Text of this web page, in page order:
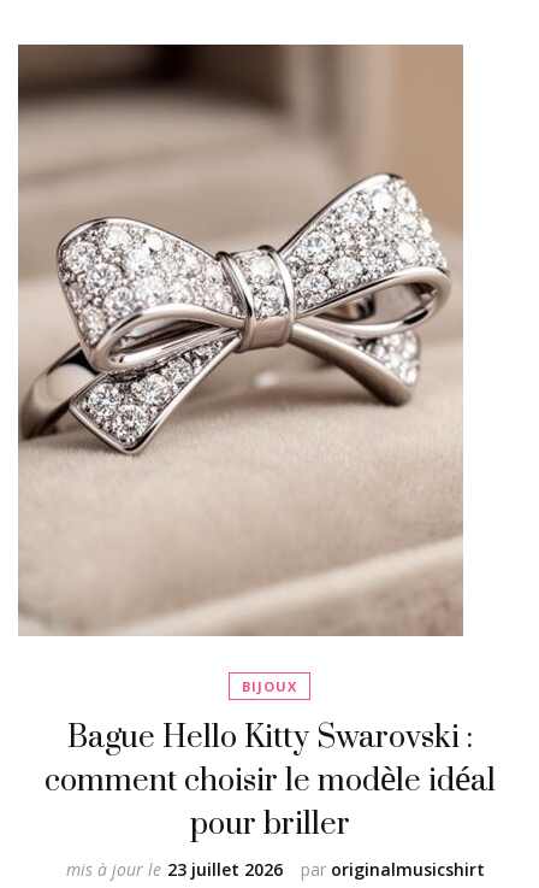
BIJOUX
Bague Hello Kitty Swarovski :
comment choisir le modèle idéal
pour briller
par originalmusicshirt
mis à jour le 23 juillet 2026